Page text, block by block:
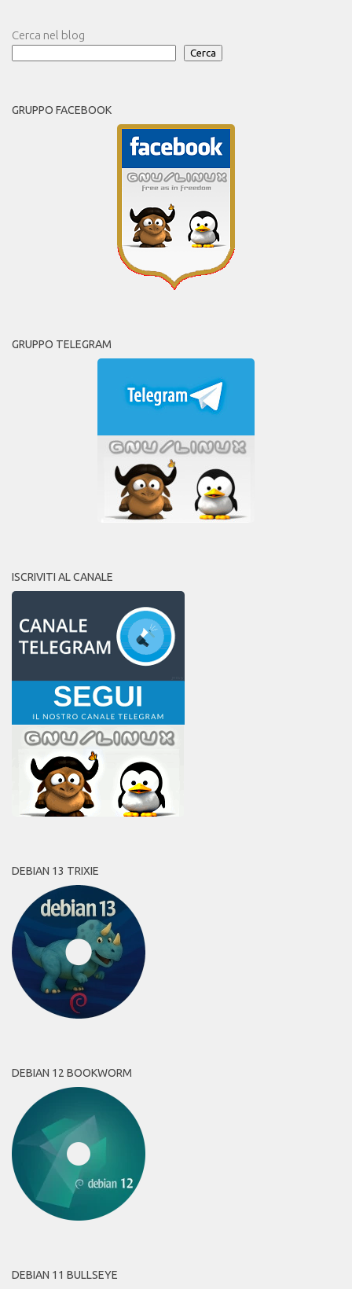
Cerca nel blog
Cerca
GRUPPO FACEBOOK
GRUPPO TELEGRAM
ISCRIVITI AL CANALE
DEBIAN 13 TRIXIE
DEBIAN 12 BOOKWORM
DEBIAN 11 BULLSEYE